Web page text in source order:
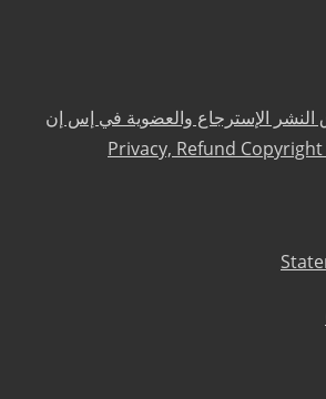
النشر الإسترجاع والعضوية في إس إن
Privacy, Refund